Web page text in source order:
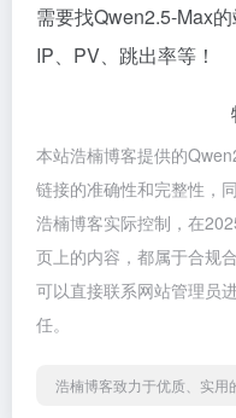
需要找Qwen2.5-Max
IP、PV、跳出率等！
本站浩楠博客提供的
链接的准确性和完整性，
浩楠博客实际控制，在
页上的内容，都属于合规
可以直接联系网站管理员
任。
浩楠博客致力于优质、实用